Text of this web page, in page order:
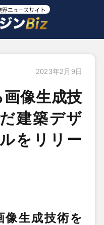
2023年2月9日
像生成技
建築デザ
をリリー
生成技術を